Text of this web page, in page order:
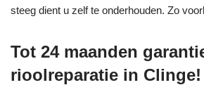
steeg dient u zelf te onderhouden. Zo
Tot 24 maanden
rioolreparatie in Clinge!